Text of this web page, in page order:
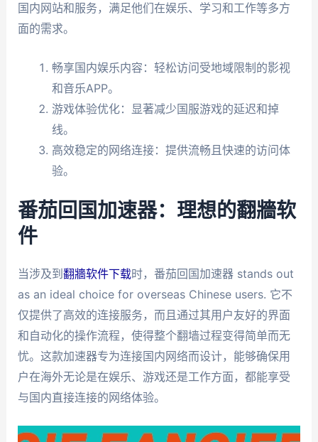
国内网站和服务，满足他们在娱乐、学习和工作等多方
面的需求。
畅享国内娱乐内容：轻松访问受地域限制的影视
和音乐APP。
游戏体验优化：显著减少国服游戏的延迟和掉
线。
高效稳定的网络连接：提供流畅且快速的访问体
验。
番茄回国加速器：理想的翻牆软
件
当涉及到翻牆软件下载时，番茄回国加速器 stands out
as an ideal choice for overseas Chinese users. 它不
仅提供了高效的连接服务，而且通过其用户友好的界面
和自动化的操作流程，使得整个翻墙过程变得简单而无
忧。这款加速器专为连接国内网络而设计，能够确保用
户在海外无论是在娱乐、游戏还是工作方面，都能享受
与国内直接连接的网络体验。